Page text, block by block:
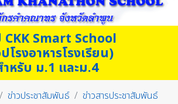
CKK Smart School
โรงอาหารโรงเรียน)
ำหรับ ม.1 และม.4
ข่าวประชาสัมพันธ์
ข่าวสารประชาสัมพันธ์